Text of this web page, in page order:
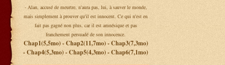
- Alan, accusé de meurtre, n'aura pas, lui, à sauver le monde,
mais simplement à prouver qu'il est innocent. Ce qui n'est en
fait pas gagné non plus, car il est amnésique et pas
franchement persuadé de son innocence.
Chap1(5,5mo) - Chap2(11,7mo) - Chap3(7,3mo)
- Chap4(5,3mo) - Chap5(4,3mo) - Chap6(7,1mo)